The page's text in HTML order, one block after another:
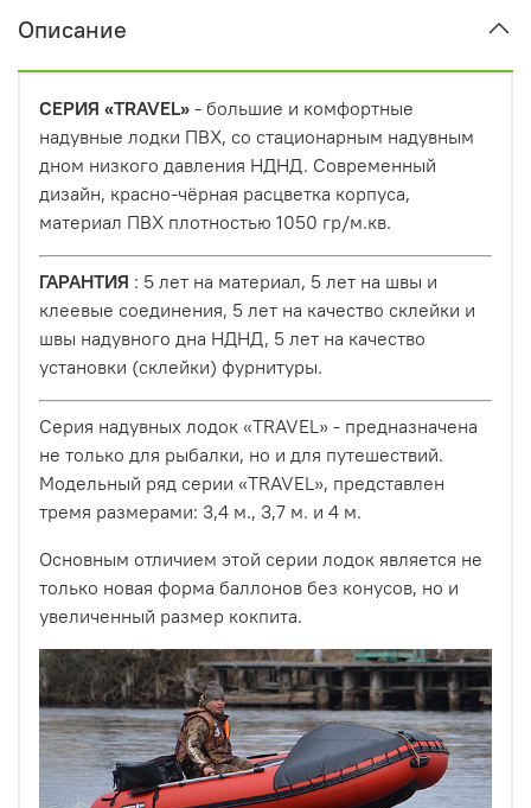
Описание
СЕРИЯ «TRAVEL» - большие и комфортные
надувные лодки ПВХ, со стационарным надувным
дном низкого давления НДНД. Современный
дизайн, красно-чёрная расцветка корпуса,
материал ПВХ плотностью 1050 гр/м.кв.
ГАРАНТИЯ : 5 лет на материал, 5 лет на швы и
клеевые соединения, 5 лет на качество склейки и
швы надувного дна НДНД, 5 лет на качество
установки (склейки) фурнитуры.
Серия надувных лодок «TRAVEL» - предназначена
не только для рыбалки, но и для путешествий.
Модельный ряд серии «TRAVEL», представлен
тремя размерами: 3,4 м., 3,7 м. и 4 м.
Основным отличием этой серии лодок является не
только новая форма баллонов без конусов, но и
увеличенный размер кокпита.